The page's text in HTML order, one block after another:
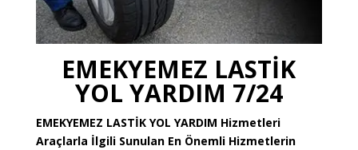
EMEKYEMEZ LASTİK
YOL YARDIM 7/24
EMEKYEMEZ LASTİK YOL YARDIM Hizmetleri
Araçlarla İlgili Sunulan En Önemli Hizmetlerin